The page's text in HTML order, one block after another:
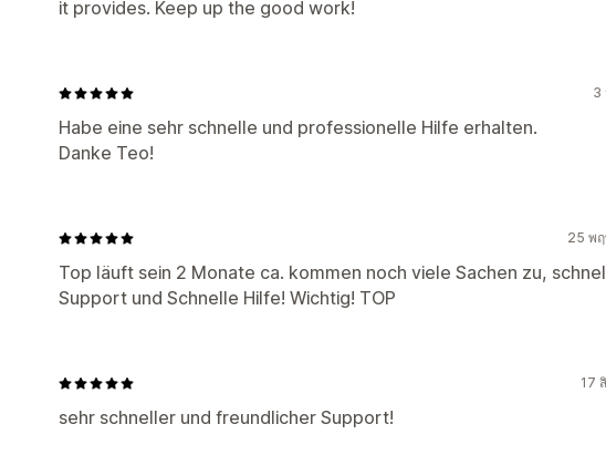
it provides. Keep up the good work!
3
Habe eine sehr schnelle und professionelle Hilfe erhalten.
Danke Teo!
25 พ
Top läuft sein 2 Monate ca. kommen noch viele Sachen zu,
Support und Schnelle Hilfe! Wichtig! TOP
17
sehr schneller und freundlicher Support!